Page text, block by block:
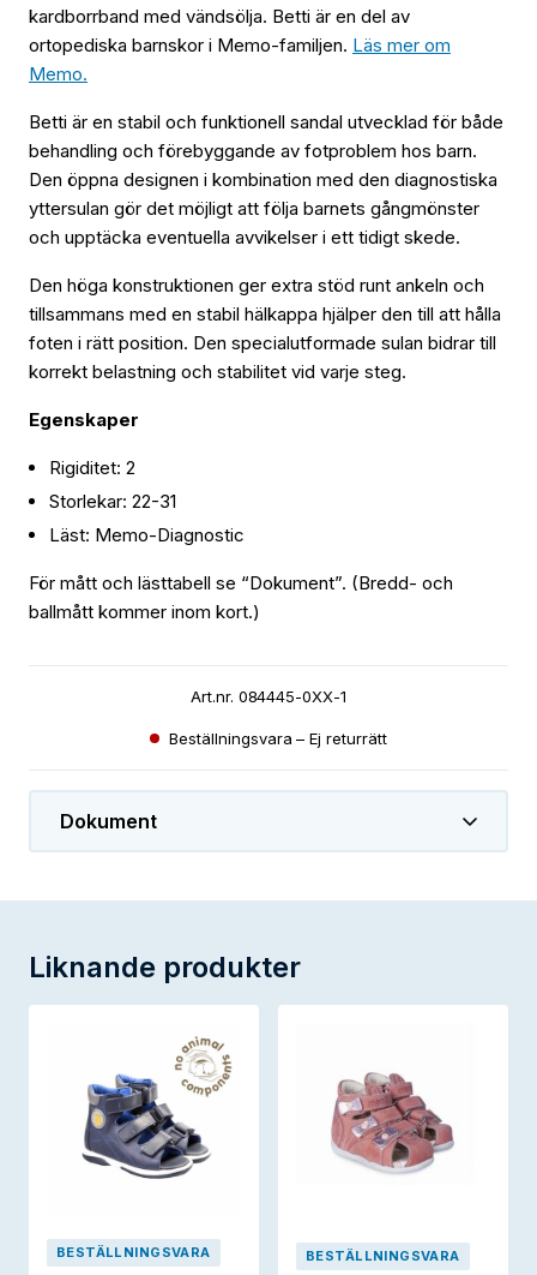
kardborrband med vändsölja. Betti är en del av
ortopediska barnskor i Memo-familjen. Läs mer om
Memo.
Betti är en stabil och funktionell sandal utvecklad för både
behandling och förebyggande av fotproblem hos barn.
Den öppna designen i kombination med den diagnostiska
yttersulan gör det möjligt att följa barnets gångmönster
och upptäcka eventuella avvikelser i ett tidigt skede.
Den höga konstruktionen ger extra stöd runt ankeln och
tillsammans med en stabil hälkappa hjälper den till att hålla
foten i rätt position. Den specialutformade sulan bidrar till
korrekt belastning och stabilitet vid varje steg.
Egenskaper
Rigiditet: 2
Storlekar: 22-31
Läst: Memo-Diagnostic
För mått och lästtabell se “Dokument”. (Bredd- och
ballmått kommer inom kort.)
Art.nr. 084445-0XX-1
Beställningsvara – Ej returrätt
Dokument
Liknande produkter
BESTÄLLNINGSVARA BESTÄLLNINGSVARA